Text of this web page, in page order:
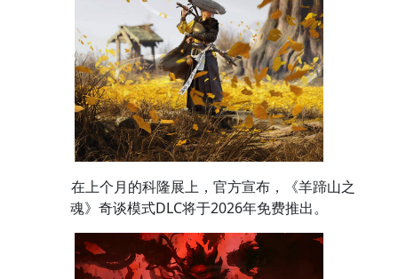
在上个月的科隆展上，官方宣布，《羊蹄山之
魂》奇谈模式DLC将于2026年免费推出。